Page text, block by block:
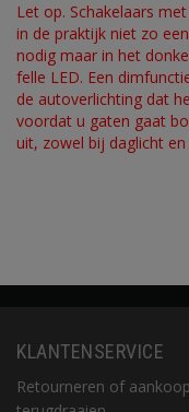
Let op. Schakelaars
in de praktijk niet zo
nodig maar in het
felle LED. Een
de autoverlichting dat
voordat u gaten gaat
uit, zowel bij daglicht
KLANTENSERVICE
Retourneren of aankoop